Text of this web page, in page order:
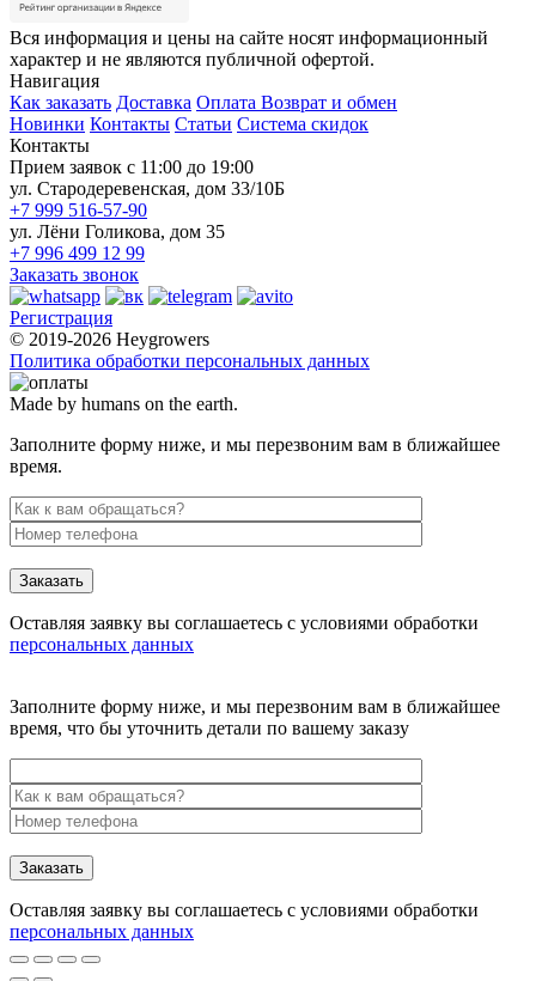
Вся информация и цены на сайте носят информационный
характер и не являются публичной офертой.
Навигация
Как заказать Доставка Оплата Возврат и обмен
Новинки Контакты Статьи Система скидок
Контакты
Прием заявок с 11:00 до 19:00
ул. Стародеревенская, дом 33/10Б
+7 999 516-57-90
ул. Лёни Голикова, дом 35
+7 996 499 12 99
Заказать звонок
Регистрация
© 2019-2026 Heygrowers
Политика обработки персональных данных
Made by humans on the earth.
Заполните форму ниже, и мы перезвоним вам в ближайшее
время.
Заказать
Оставляя заявку вы соглашаетесь с условиями обработки
персональных данных
Заполните форму ниже, и мы перезвоним вам в ближайшее
время, что бы уточнить детали по вашему заказу
Заказать
Оставляя заявку вы соглашаетесь с условиями обработки
персональных данных